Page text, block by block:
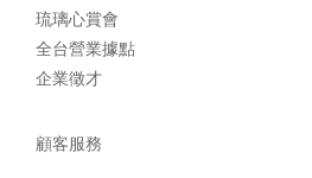
琉璃心賞會
全台營業據點
企業徵才
顧客服務